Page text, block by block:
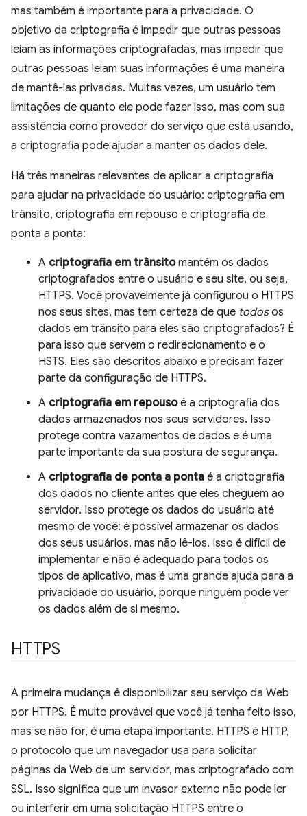
mas também é importante para a privacidade. O
objetivo da criptografia é impedir que outras pessoas
leiam as informações criptografadas, mas impedir que
outras pessoas leiam suas informações é uma maneira
de mantê-las privadas. Muitas vezes, um usuário tem
limitações de quanto ele pode fazer isso, mas com sua
assistência como provedor do serviço que está usando,
a criptografia pode ajudar a manter os dados dele.
Há três maneiras relevantes de aplicar a criptografia
para ajudar na privacidade do usuário: criptografia em
trânsito, criptografia em repouso e criptografia de
ponta a ponta:
A criptografia em trânsitomantém os dados
criptografados entre o usuário e seu site, ou seja,
HTTPS. Você provavelmente já configurou o HTTPS
nos seus sites, mas tem certeza de que todosos
dados em trânsito para eles são criptografados? É
para isso que servem o redirecionamento e o
HSTS. Eles são descritos abaixo e precisam fazer
parte da configuração de HTTPS.
A criptografia em repousoé a criptografia dos
dados armazenados nos seus servidores. Isso
protege contra vazamentos de dados e é uma
parte importante da sua postura de segurança.
A criptografia de ponta a ponta é a criptografia
dos dados no cliente antes que eles cheguem ao
servidor. Isso protege os dados do usuário até
mesmo de você: é possível armazenar os dados
dos seus usuários, mas não lê-los. Isso é difícil de
implementar e não é adequado para todos os
tipos de aplicativo, mas é uma grande ajuda para a
privacidade do usuário, porque ninguém pode ver
os dados além de si mesmo.
HTTPS
A primeira mudança é disponibilizar seu serviço da Web
por HTTPS. É muito provável que você já tenha feito isso,
mas se não for, é uma etapa importante. HTTPS é HTTP,
o protocolo que um navegador usa para solicitar
páginas da Web de um servidor, mas criptografado com
SSL. Isso significa que um invasor externo não pode ler
ou interferir em uma solicitação HTTPS entre o